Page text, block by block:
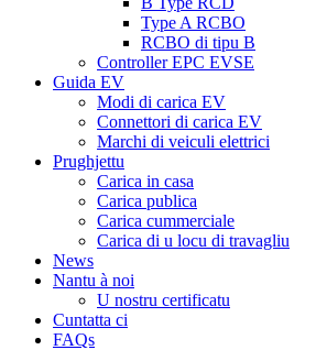
Type A RCBO
RCBO di tipu B
Controller EPC EVSE
Guida EV
Modi di carica EV
Connettori di carica EV
Marchi di veiculi elettrici
Prughjettu
Carica in casa
Carica publica
Carica cummerciale
Carica di u locu di travagliu
News
Nantu à noi
U nostru certificatu
Cuntatta ci
FAQs